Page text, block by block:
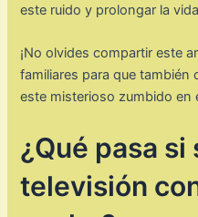
este ruido y prolongar la
¡No olvides compartir este
familiares para que
este misterioso zumbido en
¿Qué pasa si
televisión